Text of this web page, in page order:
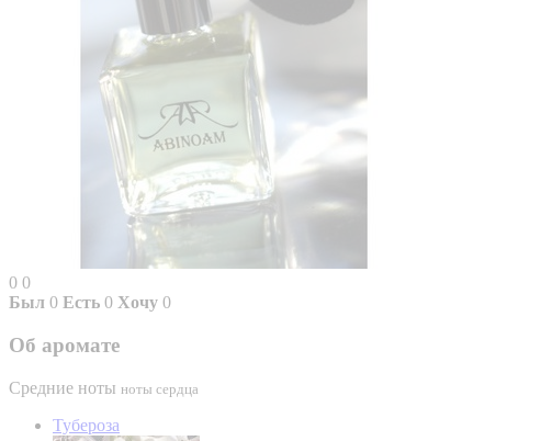
0 0
Был 0 Есть 0 Хочу 0
Об аромате
Средние ноты ноты сердца
Тубероза